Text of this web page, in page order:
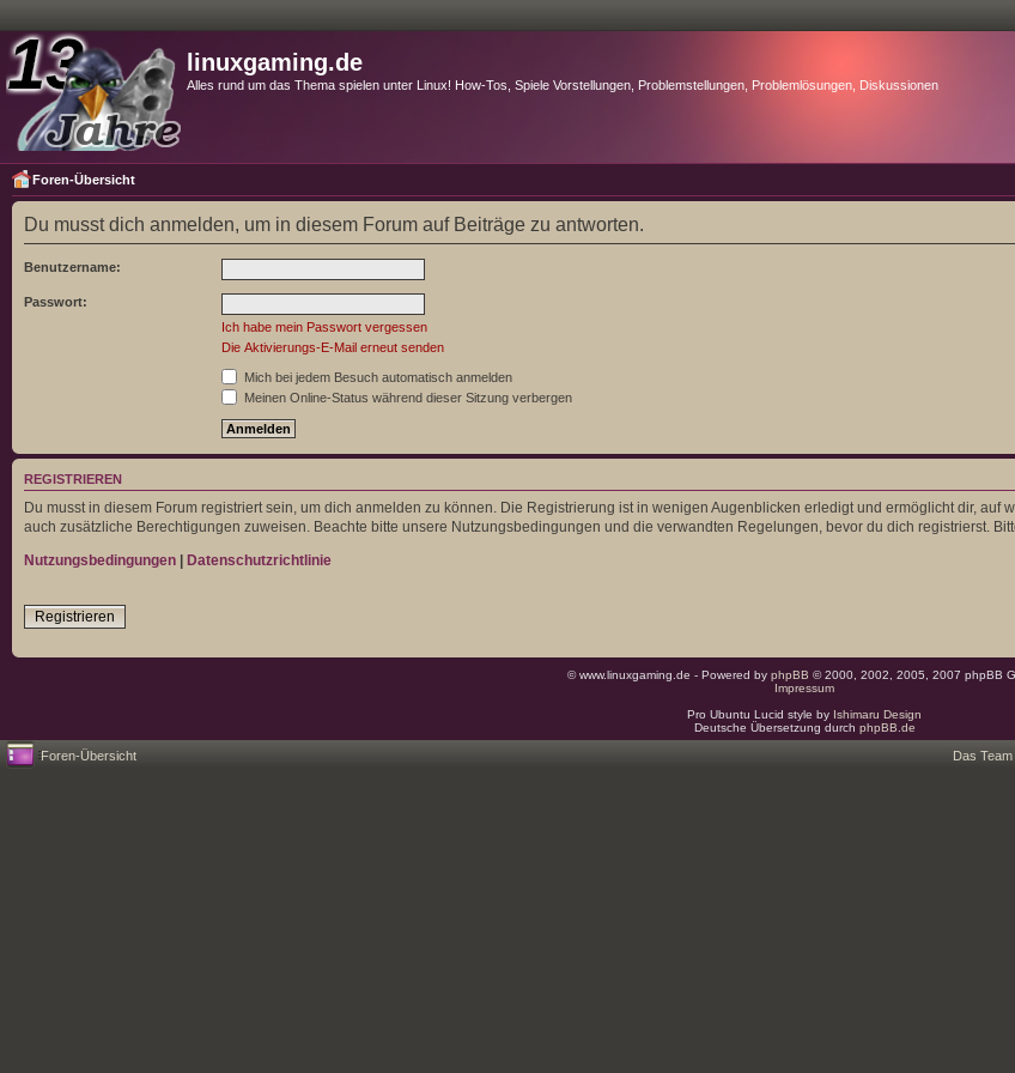
linuxgaming.de
Alles rund um das Thema spielen unter Linux! How-Tos, Spiele Vorstellungen, Problemstellungen, Problemlösungen, Diskussionen
Foren-Übersicht
Du musst dich anmelden, um in diesem Forum auf Beiträge zu antworten.
Benutzername:
Passwort:
Ich habe mein Passwort vergessen
Die Aktivierungs-E-Mail erneut senden
Mich bei jedem Besuch automatisch anmelden
Meinen Online-Status während dieser Sitzung verbergen
REGISTRIEREN
Du musst in diesem Forum registriert sein, um dich anmelden zu können. Die Registrierung ist in wenigen Augenblicken erledigt und ermöglicht dir,
auch zusätzliche Berechtigungen zuweisen. Beachte bitte unsere Nutzungsbedingungen und die verwandten Regelungen, bevor du dich registrierst.
Nutzungsbedingungen | Datenschutzrichtlinie
Registrieren
© www.linuxgaming.de - Powered by phpBB © 2000, 2002, 2005, 2007 phpBB
Impressum
Pro Ubuntu Lucid style by Ishimaru Design
Deutsche Übersetzung durch phpBB.de
Foren-Übersicht Das Team